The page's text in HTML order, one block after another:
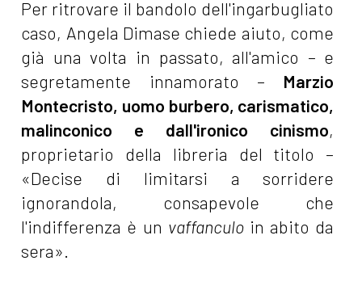
Per ritrovare il bandolo dell'ingarbugliato
caso, Angela Dimase chiede aiuto, come
già una volta in passato, all'amico – e
segretamente innamorato – Marzio
Montecristo, uomo burbero, carismatico,
malinconico e dall'ironico cinismo,
proprietario della libreria del titolo –
«Decise di limitarsi a sorridere
ignorandola, consapevole che
l'indifferenza è un vaffanculoin abito da
sera».